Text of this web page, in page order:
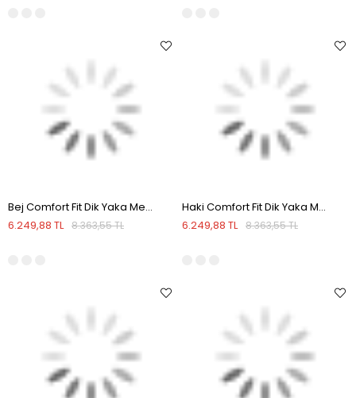
Bej Comfort Fit Dik Yaka Mevsimlik Spor Mont
6.249,88 TL 8.363,55 TL
Haki Comfort Fit Dik Yaka Mevsimlik Spor Mont
6.249,88 TL 8.363,55 TL